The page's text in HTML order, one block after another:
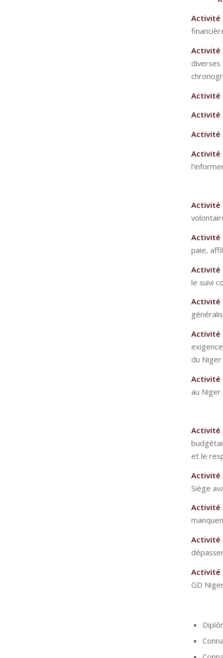
Activité
Activité
diverses
Activité
Activité
Activité
Activité
Activité
Activité
paie,
Activité
le suivi
Activité
Activité
du Niger
Activité
au Niger
Activité
et le
Activité
Siège
Activité
Activité
Activité
GD